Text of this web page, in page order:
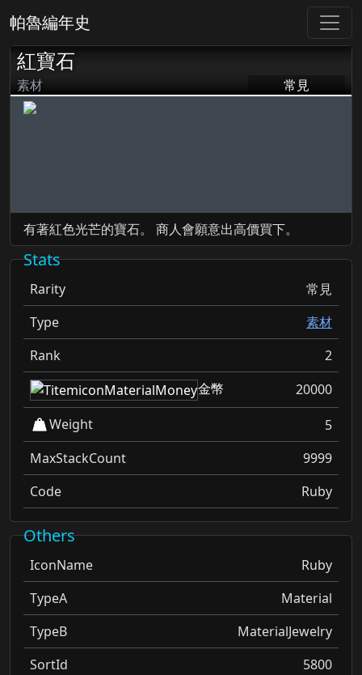
帕魯編年史
紅寶石
素材 常見
有著紅色光芒的寶石。 商人會願意出高價買下。
Stats
Rarity
常見
Type
素材
Rank
2
金幣
20000
Weight
5
MaxStackCount
9999
Code
Ruby
Others
IconName
Ruby
TypeA
Material
TypeB
MaterialJewelry
SortId
5800